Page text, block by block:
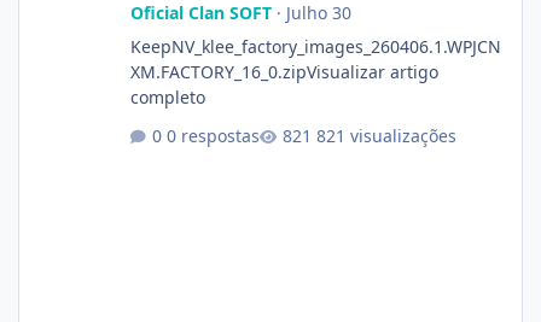
Oficial Clan SOFT· Julho 30
KeepNV_klee_factory_images_260406.1.WPJCN
XM.FACTORY_16_0.zipVisualizar artigo
completo
0 respostas
821 visualizações